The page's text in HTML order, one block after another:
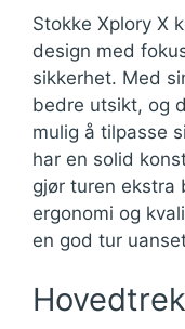
Stokke Xplory X
design med
sikkerhet. Med
bedre utsikt, og
mulig å tilpasse
har en solid
gjør turen ekstra
ergonomi og
en god tur